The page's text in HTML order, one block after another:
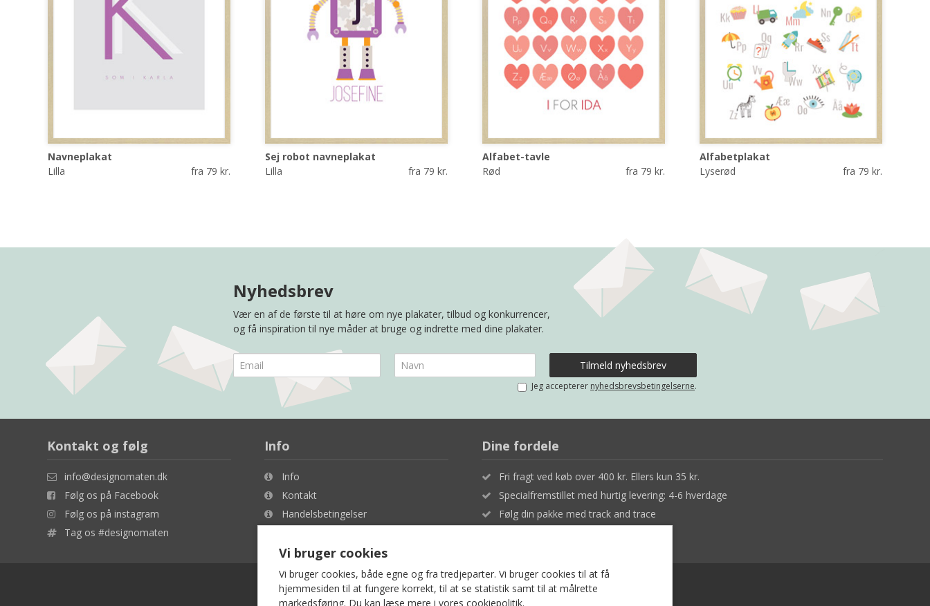
Navneplakat
Lilla
fra 79 kr.
Sej robot navneplakat
Lilla
fra 79 kr.
Alfabet-tavle
Rød
fra 79 kr.
Alfabetplakat
Lyserød
fra 79 kr.
Nyhedsbrev
Vær en af de første til at høre om nye plakater, tilbud og konkurrencer,
og få inspiration til nye måder at bruge og indrette med dine plakater.
Jeg accepterer nyhedsbrevsbetingelserne.
Kontakt og følg
info@designomaten.dk
Følg os på Facebook
Følg os på instagram
Tag os #designomaten
Info
Info
Kontakt
Handelsbetingelser
Dine fordele
Fri fragt ved køb over 400 kr. Ellers kun 35 kr.
Specialfremstillet med hurtig levering: 4-6 hverdage
Følg din pakke med track and trace
Vi bruger cookies
Vi bruger cookies, både egne og fra tredjeparter. Vi bruger cookies til at få
hjemmesiden til at fungere korrekt, til at se statistik samt til at målrette
markedsføring. Du kan læse mere i vores cookiepolitik.